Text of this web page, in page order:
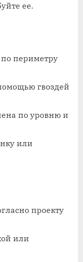
ее.
по периметру
гвоздей
по уровню и
или
проекту
или